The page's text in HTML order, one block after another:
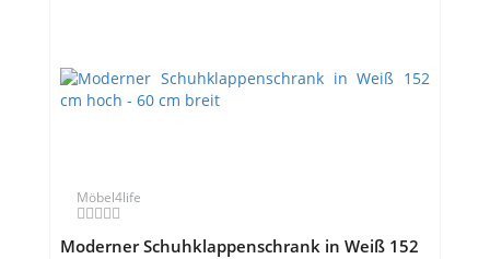
Möbel4life
Moderner Schuhklappenschrank in Weiß 152